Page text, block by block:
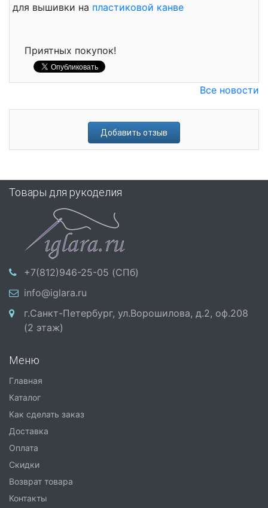
для вышивки на пластиковой канве
Приятных покупок!
Все новости
Добавить отзыв
Товары для рукоделия
+7(812)946-25-05 (СПб)
info@iglara.ru
г.Санкт-Петербург, ул.Ворошилова, д.2, оф.208
(2 этаж)
Меню
Главная
Каталог
Как сделать заказ
Доставка
Оплата
Скидки
Возврат товара
Контакты